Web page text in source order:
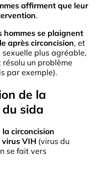
affirment que leur
.
hommes se plaignent
après circoncision, et
plus agréable,
un problème
par exemple).
de la
sida
la circoncision
VIH (virus du
se fait vers